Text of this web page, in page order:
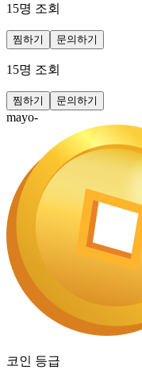
15명 조회
찜하기 문의하기
15명 조회
찜하기 문의하기
mayo-
코인 등급